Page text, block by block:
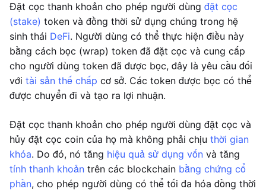
Đặt cọc thanh khoản cho phép người dùng đặt cọc
(stake) token và đồng thời sử dụng chúng trong hệ
sinh thái DeFi. Người dùng có thể thực hiện điều này
bằng cách bọc (wrap) token đã đặt cọc và cung cấp
cho người dùng token đã được bọc, đây là yêu cầu đối
với tài sản thế chấp cơ sở. Các token được bọc có thể
được chuyển đi và tạo ra lợi nhuận.
Đặt cọc thanh khoản cho phép người dùng đặt cọc và
hủy đặt cọc coin của họ mà không phải chịu thời gian
khóa. Do đó, nó tăng hiệu quả sử dụng vốn và tăng
tính thanh khoản trên các blockchain bằng chứng cổ
phần, cho phép người dùng có thể tối đa hóa đồng thời